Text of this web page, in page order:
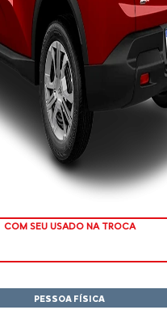
TAXA ZERO
PESSOA FÍSICA